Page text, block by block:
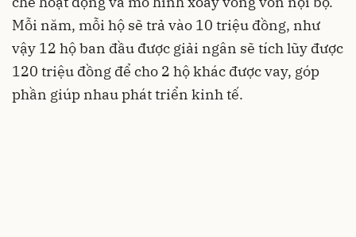
Mỗi năm, mỗi hộ sẽ trả vào 10 triệu đồng, như
vậy 12 hộ ban đầu được giải ngân sẽ tích lũy được
120 triệu đồng để cho 2 hộ khác được vay, góp
phần giúp nhau phát triển kinh tế.